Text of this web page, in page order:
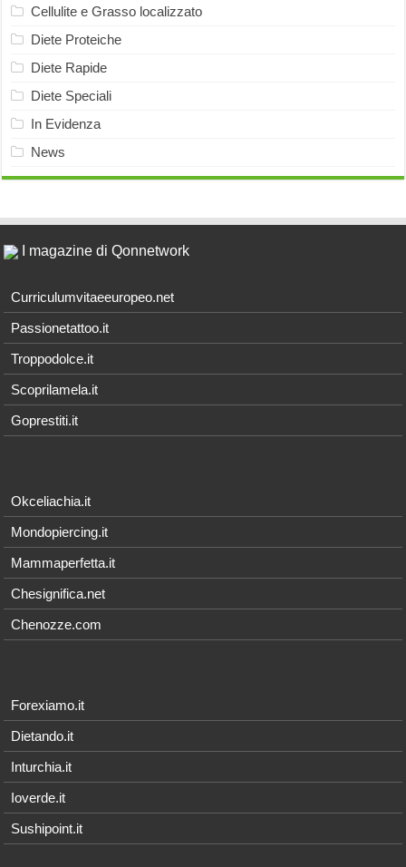
Cellulite e Grasso localizzato
Diete Proteiche
Diete Rapide
Diete Speciali
In Evidenza
News
I magazine di Qonnetwork
Curriculumvitaeeuropeo.net
Passionetattoo.it
Troppodolce.it
Scoprilamela.it
Goprestiti.it
Okceliachia.it
Mondopiercing.it
Mammaperfetta.it
Chesignifica.net
Chenozze.com
Forexiamo.it
Dietando.it
Inturchia.it
Ioverde.it
Sushipoint.it